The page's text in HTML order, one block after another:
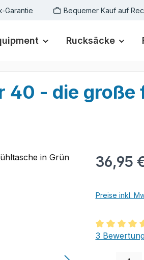
Garantie Bequemer Kauf auf
Rucksäcke
40 - die große
Regulärer
36,95
Preise inkl.
3
Produkt